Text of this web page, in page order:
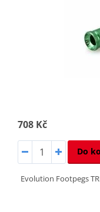
708 Kč
Do
Evolution Footpegs